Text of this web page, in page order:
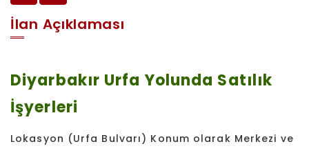
İlan Açıklaması
Diyarbakır Urfa Yolunda Satılık
İşyerleri
Lokasyon (Urfa Bulvarı) Konum olarak Merkezi ve